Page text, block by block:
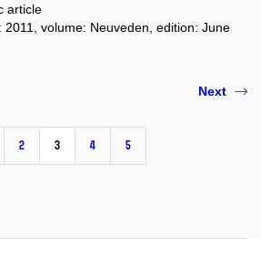
article
2011, volume: Neuveden, edition: June
2 3 4 5
Next